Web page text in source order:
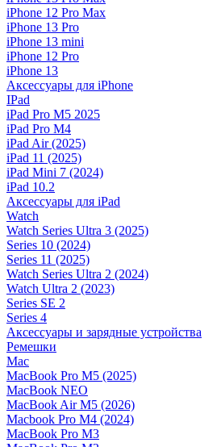
iPhone 12 Pro Max
iPhone 13 Pro
iPhone 13 mini
iPhone 12 Pro
iPhone 13
Аксессуары для iPhone
IPad
iPad Pro M5 2025
iPad Pro M4
iPad Air (2025)
iPad 11 (2025)
iPad Mini 7 (2024)
iPad 10.2
Аксессуары для iPad
Watch
Watch Series Ultra 3 (2025)
Series 10 (2024)
Series 11 (2025)
Watch Series Ultra 2 (2024)
Watch Ultra 2 (2023)
Series SE 2
Series 4
Аксессуары и зарядные устройства
Ремешки
Mac
MacBook Pro M5 (2025)
MacBook NEO
MacBook Air M5 (2026)
Macbook Pro M4 (2024)
MacBook Pro M3